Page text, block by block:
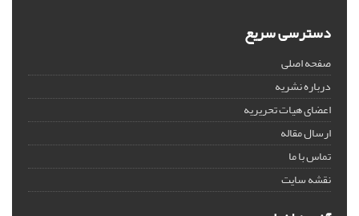
دسترسی سریع
صفحه اصلی
درباره نشریه
اعضای هیات تحریریه
ارسال مقاله
تماس با ما
نقشه سایت